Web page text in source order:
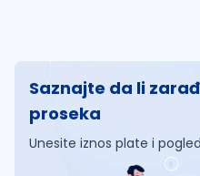
Saznajte da li
proseka
Unesite iznos plate i